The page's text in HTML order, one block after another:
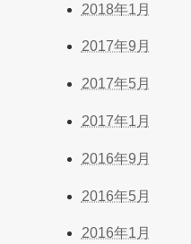
2018年1月
2017年9月
2017年5月
2017年1月
2016年9月
2016年5月
2016年1月